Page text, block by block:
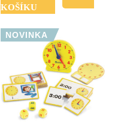
KOŠÍKU
NOVINKA